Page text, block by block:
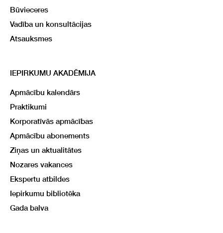
Būvieceres
Vadība un konsultācijas
Atsauksmes
IEPIRKUMU AKADĒMIJA
Apmācību kalendārs
Praktikumi
Korporatīvās apmācības
Apmācību abonements
Ziņas un aktualitātes
Nozares vakances
Ekspertu atbildes
Iepirkumu bibliotēka
Gada balva